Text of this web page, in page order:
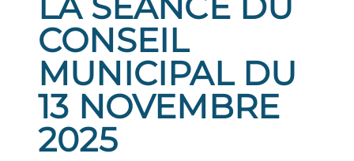
CONSEIL
MUNICIPAL DU
13 NOVEMBRE
2025